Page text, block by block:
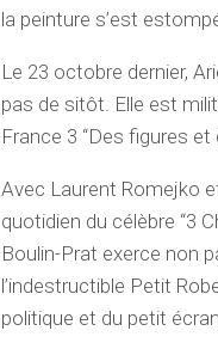
la peinture s’est
Le 23 octobre dernier,
pas de sitôt. Elle est
France 3 “Des figures et
Avec Laurent Romejko
quotidien du célèbre “3
Boulin-Prat exerce non
l’indestructible Petit
politique et du petit